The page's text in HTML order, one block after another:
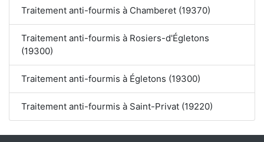
Traitement anti-fourmis à Chamberet (19370)
Traitement anti-fourmis à Rosiers-d'Égletons
(19300)
Traitement anti-fourmis à Égletons (19300)
Traitement anti-fourmis à Saint-Privat (19220)